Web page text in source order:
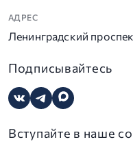
АДРЕС
Ленинградский
Подписывайтесь
Вступайте в наше